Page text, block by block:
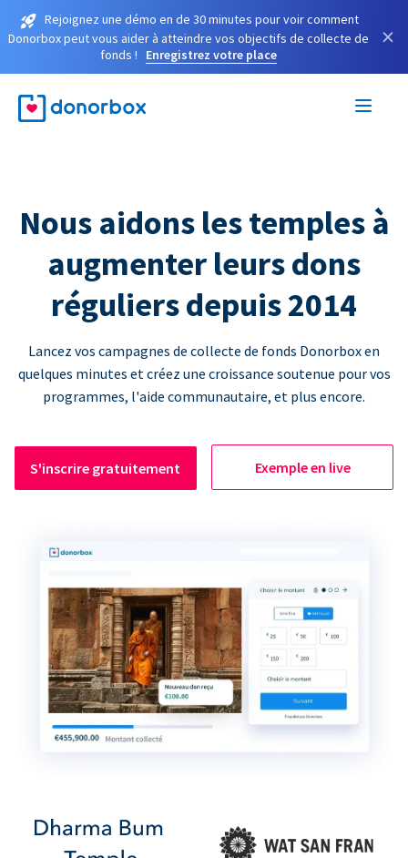
Rejoignez une démo en de 30 minutes pour voir comment
Donorbox peut vous aider à atteindre vos objectifs de collecte de
fonds !
Enregistrez votre place
×
Nous aidons les temples à
augmenter leurs dons
réguliers depuis 2014
Lancez vos campagnes de collecte de fonds Donorbox en
quelques minutes et créez une croissance soutenue pour vos
programmes, l'aide communautaire, et plus encore.
S'inscrire gratuitement Exemple en live